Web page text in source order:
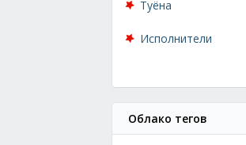
Туёна
Исполнители
Облако тегов